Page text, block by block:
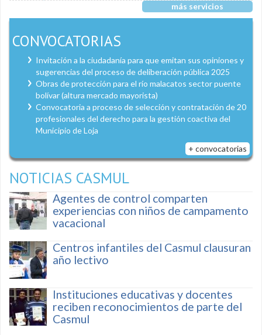
más servicios
CONVOCATORIAS
Invitación a la ciudadanía para que emitan sus opiniones y
sugerencias del proceso de deliberación pública 2025
Obras de protección para el río malacatos sector puente
bolívar (altura mercado mayorista)
Convocatoria a proceso de selección y contratación de 20
profesionales del derecho para la gestión coactiva del
Municipio de Loja
+ convocatorias
NOTICIAS CASMUL
Agentes de control comparten
experiencias con niños de campamento
vacacional
Centros infantiles del Casmul clausuran
año lectivo
Instituciones educativas y docentes
reciben reconocimientos de parte del
Casmul